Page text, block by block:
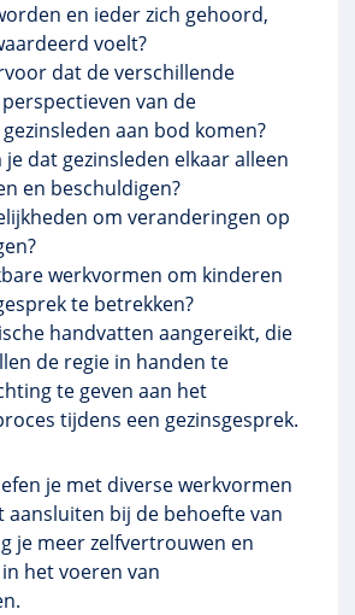
en ieder zich gehoord,
voelt?
dat de verschillende
van de
aan bod komen?
dat gezinsleden elkaar alleen
en beschuldigen?
om veranderingen op
werkvormen om kinderen
te betrekken?
handvatten aangereikt, die
de regie in handen te
te geven aan het
tijdens een gezinsgesprek.
je met diverse werkvormen
aansluiten bij de behoefte van
je meer zelfvertrouwen en
het voeren van